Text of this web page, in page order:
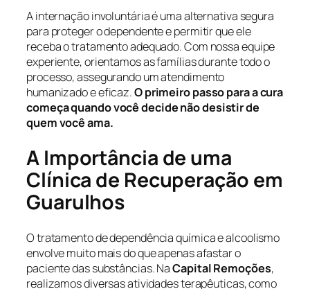
A internação involuntária é uma alternativa segura
para proteger o dependente e permitir que ele
receba o tratamento adequado. Com nossa equipe
experiente, orientamos as famílias durante todo o
processo, assegurando um atendimento
humanizado e eficaz.O primeiro passo para a cura
começa quando você decide não desistir de
quem você ama.
A Importância de uma
Clínica de Recuperação em
Guarulhos
O tratamento de dependência química e alcoolismo
envolve muito mais do que apenas afastar o
paciente das substâncias. NaCapital Remoções,
realizamos diversas atividades terapêuticas, como